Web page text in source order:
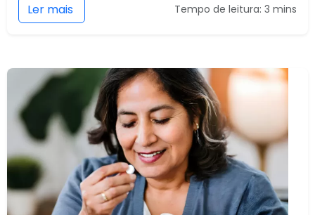
Ler mais Tempo de leitura: 3 mins